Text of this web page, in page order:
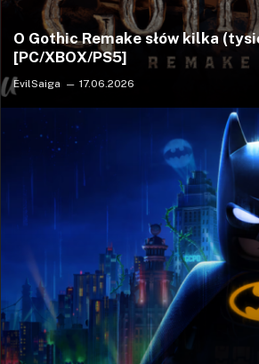
O Gothic Remake słów kilka
[PC/XBOX/PS5]
EvilSaiga 17.06.2026